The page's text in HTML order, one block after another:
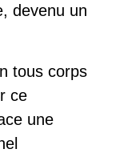
devenu un
tous corps
ce
une